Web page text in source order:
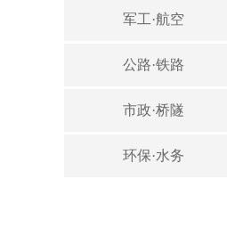
军工·航空
公路·铁路
市政·桥隧
环保·水务